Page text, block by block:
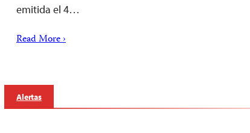
emitida el 4…
Read More ›
Alertas